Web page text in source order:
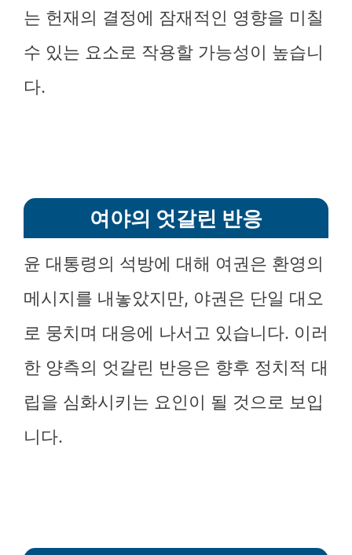
는 헌재의 결정에 잠재적인 영향을 미칠
수 있는 요소로 작용할 가능성이 높습니
다.
여야의 엇갈린 반응
윤 대통령의 석방에 대해 여권은 환영의
메시지를 내놓았지만, 야권은 단일 대오
로 뭉치며 대응에 나서고 있습니다. 이러
한 양측의 엇갈린 반응은 향후 정치적 대
립을 심화시키는 요인이 될 것으로 보입
니다.